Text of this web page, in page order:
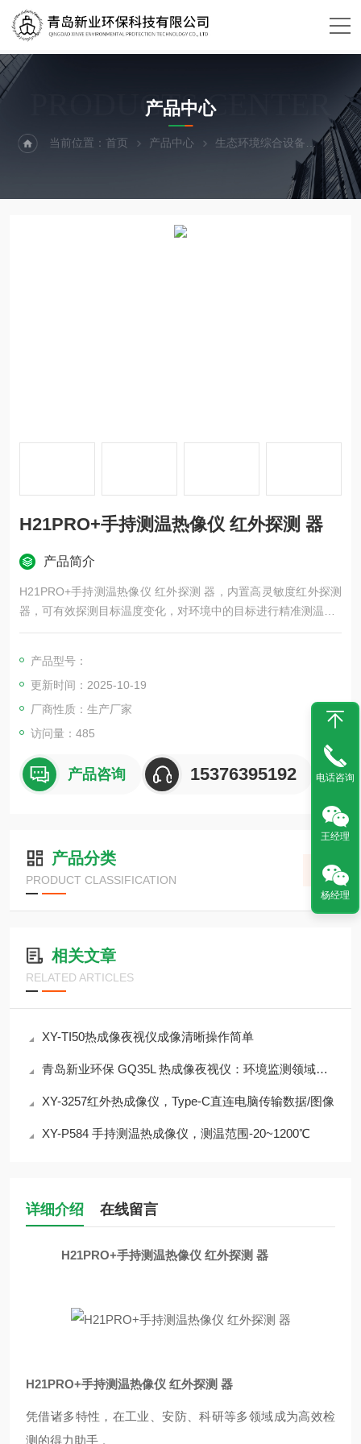
PRODUCTS CENTER
产品中心
当前位置：首页 产品中心 生态环境综合设备 热成
H21PRO+手持测温热像仪 红外探测 器
产品简介
H21PRO+手持测温热像仪 红外探测 器，内置高灵敏度红外探测
器，可有效探测目标温度变化，对环境中的目标进行精准测温。
热像仪根据人体工程学设计原理，握持操作，可广泛应用于电
用于建筑、科研领域检测、消防领域的救援 工作等多种场景。
产品型号：
更新时间：2025-10-19
厂商性质：生产厂家
访问量：485
产品咨询 15376395192
产品分类
PRODUCT CLASSIFICATION
相关文章
RELATED ARTICLES
XY-TI50热成像夜视仪成像清晰操作简单
青岛新业环保 GQ35L 热成像夜视仪：环境监测领域的革新利器
XY-3257红外热成像仪，Type-C直连电脑传输数据/图像
XY-P584 手持测温热成像仪，测温范围-20~1200℃
详细介绍 在线留言
H21PRO+手持测温热像仪 红外探测 器
H21PRO+手持测温热像仪 红外探测 器
凭借诸多特性，在工业、安防、科研等多领域成为高效检
测的得力助手 。
电话咨询
王经理
杨经理